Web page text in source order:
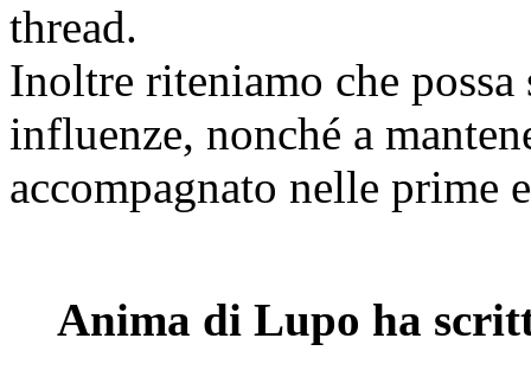
thread.
Inoltre riteniamo che
influenze, nonché a
accompagnato nelle prime
Anima di Lupo ha